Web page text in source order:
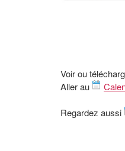
Voir ou
Aller au
Regardez aussi